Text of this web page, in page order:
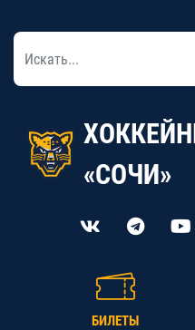
«СОЧИ»
БИЛЕТЫ